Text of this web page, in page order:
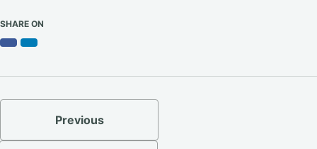
SHARE ON
FacebookLinkedIn
Previous